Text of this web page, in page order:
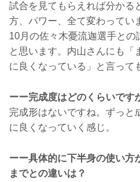
試合を見てもらえれば分かる
方、パワー、全て変わってい
10月の佐々木憂流迦選手との
と思います。内山さんにも「
に良くなっている」と言って
ーー完成度はどのくらいです
完成形はないですね。ずっと
に良くなっていく感じ。
ーー具体的に下半身の使い方
までとの違いは？